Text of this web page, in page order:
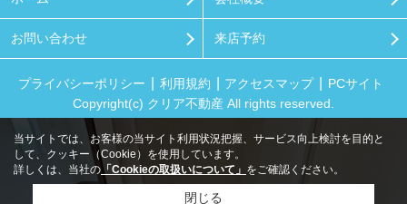
お問い合わせ 来店予約
プライバシーポリシー 利用規約 アクセスマップ
PCサイト
Copyright(c) クリア不動産 All rights reserved.
当サイトでは、お客様の当サイト利用状況把握、サービス向上検討を目的と
して、クッキー（Cookie）を使用しています。
詳しくは、当社の 「Cookieの取扱いについて」 をご確認ください。
閉じる